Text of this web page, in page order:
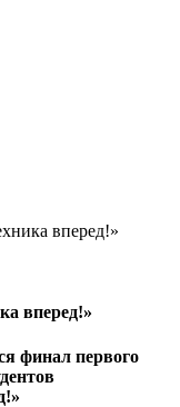
вперед!»
вперед!»
финал первого